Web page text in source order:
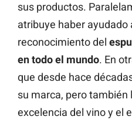
sus productos.
atribuye haber ayudado
reconocimiento del
en todo el mundo. En
que desde hace
su marca, pero también
excelencia del vino y el